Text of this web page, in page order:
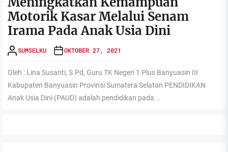
Motorik Kasar Melalui Senam
Irama Pada Anak Usia Dini
SUMSELKU OKTOBER 27, 2021
Oleh : Lina Susanti, S.Pd, Guru TK Negeri 1 Plus Banyuasin III
Kabupaten Banyuasin Provinsi Sumatera Selatan PENDIDIKAN
Anak Usia Dini (PAUD) adalah pendidikan pada...